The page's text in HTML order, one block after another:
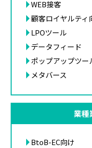
WEB接客
顧客ロイヤルティ
LPOツール
データフィード
ポップアップツー
メタバース
業種
BtoB-EC向け